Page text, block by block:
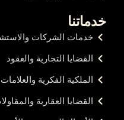
خدماتنا
خدمات الشركات
القضايا التجارية والعقود
الملكية الفكرية
القضايا العقارية